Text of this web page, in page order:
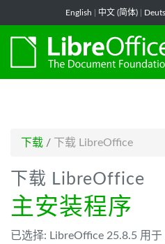
English 中文 (简体)
下载 / 下载 LibreOffice
下载 LibreOffice
主安装程序
已选择: LibreOffice 25.8.5 用于